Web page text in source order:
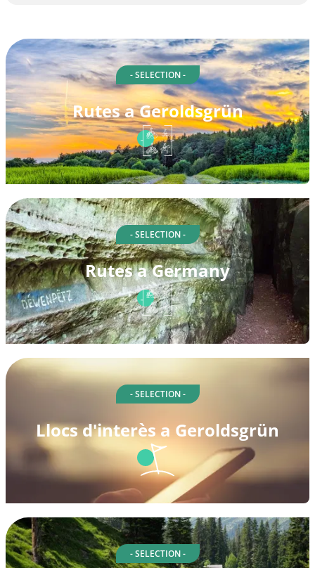
- SELECTION -
Rutes a Geroldsgrün
- SELECTION -
Rutes a Germany
- SELECTION -
Llocs d'interès a Geroldsgrün
- SELECTION -